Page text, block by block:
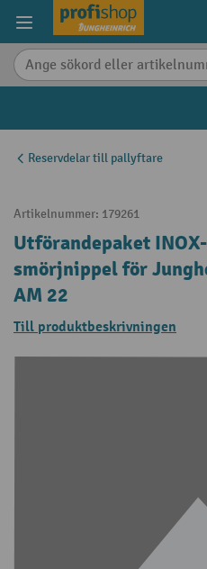
Reservdelar till pallyftare
Artikelnummer: 179261
Utförandepaket
smörjnippel för
AM 22
Till produktbeskrivningen